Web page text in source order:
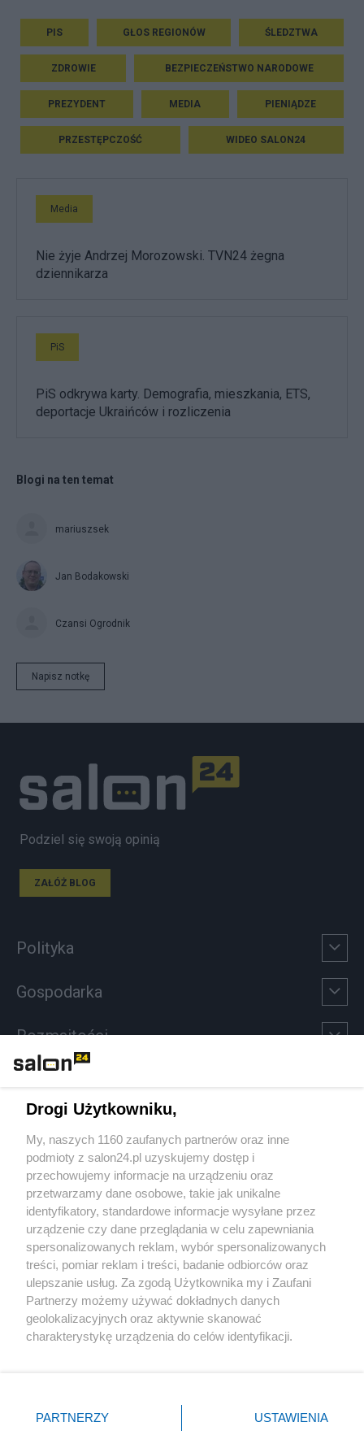
PIS GŁOS REGIONÓW ŚLEDZTWA
ZDROWIE BEZPIECZEŃSTWO NARODOWE
PREZYDENT MEDIA PIENIĄDZE
PRZESTĘPCZOŚĆ WIDEO SALON24
Media
Nie żyje Andrzej Morozowski. TVN24 żegna
dziennikarza
PiS
PiS odkrywa karty. Demografia, mieszkania, ETS,
deportacje Ukraińców i rozliczenia
Blogi na ten temat
mariuszsek
Jan Bodakowski
Czansi Ogrodnik
Napisz notkę
Podziel się swoją opinią
ZAŁÓŻ BLOG
Polityka
Gospodarka
Rozmaitości
Sport
Społeczeństwo
Kultura
X Facebook Instagram Youtube
Drogi Użytkowniku,
My, naszych 1160 zaufanych partnerów oraz inne
podmioty z salon24.pl uzyskujemy dostęp i
przechowujemy informacje na urządzeniu oraz
przetwarzamy dane osobowe, takie jak unikalne
identyfikatory, standardowe informacje wysyłane przez
urządzenie czy dane przeglądania w celu zapewniania
spersonalizowanych reklam, wybór spersonalizowanych
treści, pomiar reklam i treści, badanie odbiorców oraz
ulepszanie usług. Za zgodą Użytkownika my i Zaufani
Partnerzy możemy używać dokładnych danych
geolokalizacyjnych oraz aktywnie skanować
charakterystykę urządzenia do celów identyfikacji.
zmienić/wycofać klikając przycisk ustawień prywatności
znajdujący się w lewym dolnym rogu strony
PARTNERZY USTAWIENIA